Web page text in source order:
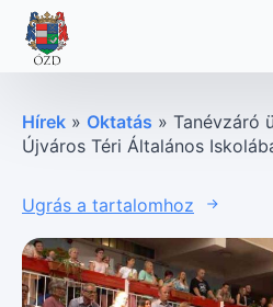
Hírek » Oktatás » Tanévzáró
Újváros Téri Általános
Ugrás a tartalomhoz